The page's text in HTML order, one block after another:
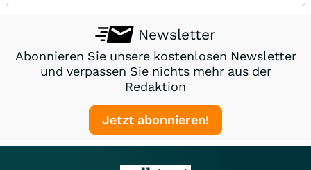
Newsletter
Abonnieren Sie unsere kostenlosen Newsletter
und verpassen Sie nichts mehr aus der
Redaktion
Jetzt abonnieren!